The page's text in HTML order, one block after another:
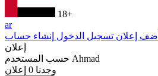
18+
ar
أضف إعلان تسجيل الدخول إنشاء حساب
إعلان
Ahmad
وجدنا 0 إعلان